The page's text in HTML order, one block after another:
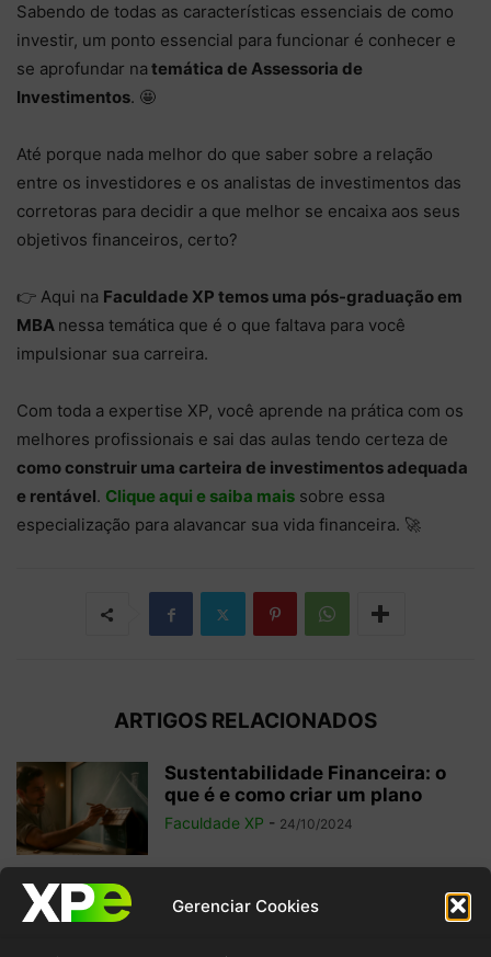
Gerenciar Cookies
Sabendo de todas as características essenciais de como
investir, um ponto essencial para funcionar é conhecer e
se aprofundar na temática de Assessoria de
Investimentos. 🤩
Até porque nada melhor do que saber sobre a relação
entre os investidores e os analistas de investimentos das
corretoras para decidir a que melhor se encaixa aos seus
objetivos financeiros, certo?
👉 Aqui na Faculdade XP temos uma pós-graduação em
MBA nessa temática que é o que faltava para você
impulsionar sua carreira.
Com toda a expertise XP, você aprende na prática com os
melhores profissionais e sai das aulas tendo certeza de
como construir uma carteira de investimentos adequada
e rentável. Clique aqui e saiba mais sobre essa
especialização para alavancar sua vida financeira. 🚀
ARTIGOS RELACIONADOS
Sustentabilidade Financeira: o
que é e como criar um plano
Faculdade XP - 24/10/2024
Isenção Fiscal: o que é, para que